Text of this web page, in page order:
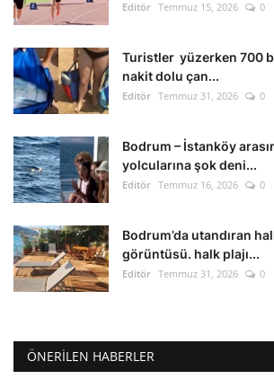
Editör Temmuz 15, 2026 0
Turistler yüzerken 700
nakit dolu çan...
Editör Temmuz 31, 2026 0
Bodrum – İstanköy
yolcularına şok deni...
Editör Temmuz 16, 2026 0
Bodrum’da utandıran
görüntüsü. halk plajı...
Editör Temmuz 31, 2026 0
ÖNERILEN HABERLER